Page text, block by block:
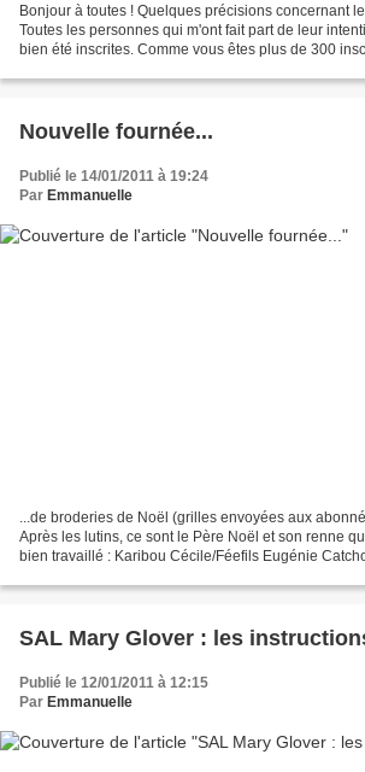
Bonjour à toutes ! Quelques précisions concernant
Toutes les personnes qui m'ont fait part de leur
bien été inscrites. Comme vous êtes plus de 300
Nouvelle fournée...
Publié le 14/01/2011 à 19:24
Par Emmanuelle
...de broderies de Noël (grilles envoyées aux
Après les lutins, ce sont le Père Noël et son renne
bien travaillé : Karibou Cécile/Féefils Eugénie
SAL Mary Glover : les
Publié le 12/01/2011 à 12:15
Par Emmanuelle